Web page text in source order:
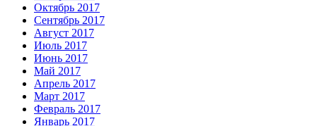
Октябрь 2017
Сентябрь 2017
Август 2017
Июль 2017
Июнь 2017
Май 2017
Апрель 2017
Март 2017
Февраль 2017
Январь 2017